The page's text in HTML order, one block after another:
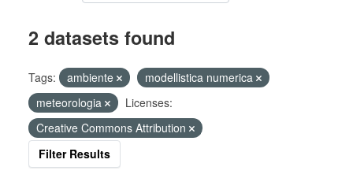
2 datasets found
Tags: ambiente
modellistica numerica
meteorologia
Licenses:
Creative Commons Attribution
Filter Results